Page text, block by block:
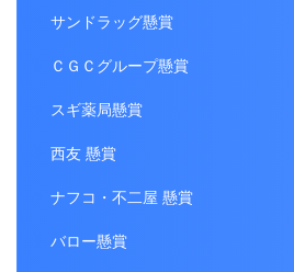
サンドラッグ懸賞
ＣＧＣグループ懸賞
スギ薬局懸賞
西友 懸賞
ナフコ・不二屋 懸賞
バロー懸賞